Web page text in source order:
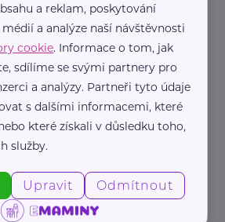
00 Praha 3e-
710
a reklam, poskytování
a analýze naší návštěvnosti
cookie. Informace o tom, jak
sdílíme se svými partnery pro
a analýzy. Partneři tyto údaje
s dalšími informacemi, které
které získali v důsledku toho,
služby.
Upravit Odmítnout